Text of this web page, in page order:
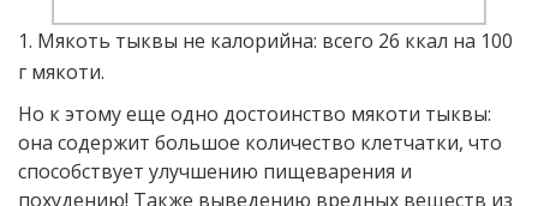
1. Мякоть тыквы не калорийна: всего 26 ккал на 100
г мякоти.
Но к этому еще одно достоинство мякоти тыквы:
она содержит большое количество клетчатки, что
способствует улучшению пищеварения и
похудению! Также выведению вредных веществ из